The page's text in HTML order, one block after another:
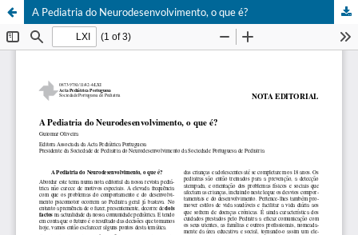
A Pediatria do Neurodesenvolvimento, o que é?